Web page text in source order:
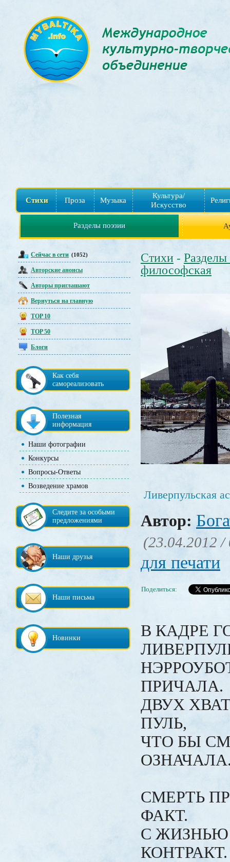
Стихи Проза Музыка
Культура/
Искусство
Разделы поэзии
Сейчас в сети (1052)
Авторские анонсы
Авторы приглашают
Вернуться на главную
TOP 10
TOP 50
Блоги
Как себя
самореализовать
Полезная
информация
Наши фотографии
Конкурсы
Вопросы-Ответы
Возведение храмов
Следите за особыми
предложениями
Наши друзья
Наши письма
Новинки
Стихи - Разделы
философская
Ливерпульская
Автор:
(23.04.2012 /
для печати
Поделиться:
В КАДРЕ
ПРИЧАЛА.
ДВУХ
ПУЛЬ,
ЧТО БЫ
СМЕРТЬ
ФАКТ.
С
КОНТРАКТ.